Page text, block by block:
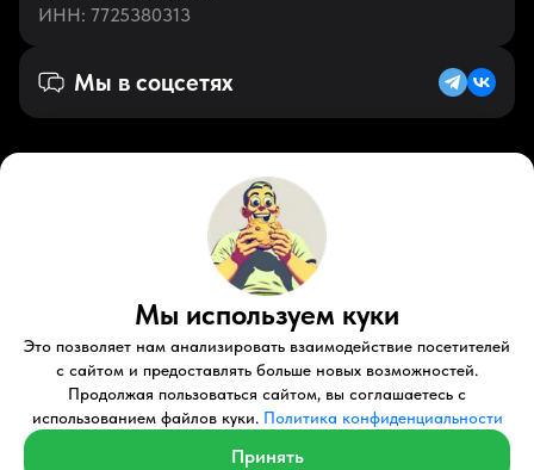
ИНН: 7725380313
Мы в соцсетях
Русский (RU)
ZenYoutubeTelegramTiktokКонтакты
Правовые документыУсловия использования
Пользовательское соглашение
© 2026 Perfluence LLC Все права защищены.
Политика конфиденциальности
Мы используем куки
Это позволяет нам анализировать взаимодействие посетителей
с сайтом и предоставлять больше новых возможностей.
Продолжая пользоваться сайтом, вы соглашаетесь с
использованием файлов куки. Политика конфиденциальности
Принять